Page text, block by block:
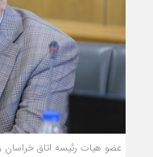
عضو هیات رئیسه اتاق